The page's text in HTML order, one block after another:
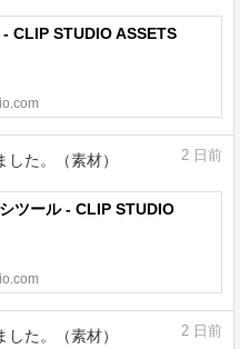
CLIP STUDIO ASSETS
た。（素材） 2 日前
ツール - CLIP STUDIO
た。（素材） 2 日前